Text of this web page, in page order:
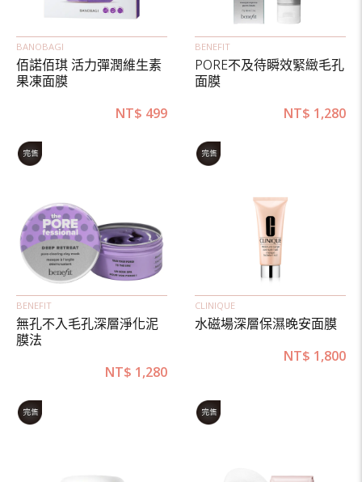
BANOBAGI
佰諾佰琪 活力彈潤維生素
果凍面膜
NT$ 499
BENEFIT
PORE不及待瞬效緊緻毛孔
面膜
NT$ 1,280
BENEFIT
無孔不入毛孔深層淨化泥
膜法
NT$ 1,280
CLINIQUE
水磁場深層保濕晚安面膜
NT$ 1,800